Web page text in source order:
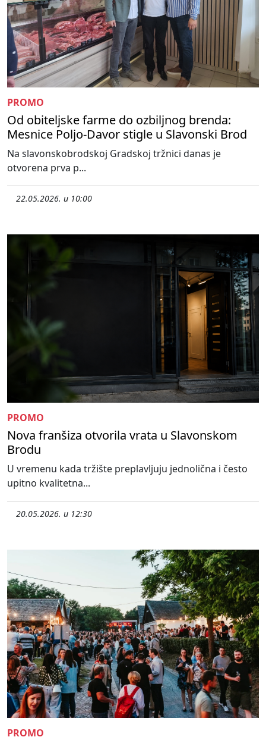
PROMO
Od obiteljske farme do ozbiljnog brenda:
Mesnice Poljo-Davor stigle u Slavonski Brod
Na slavonskobrodskoj Gradskoj tržnici danas je
otvorena prva p...
22.05.2026. u 10:00
PROMO
Nova franšiza otvorila vrata u Slavonskom
Brodu
U vremenu kada tržište preplavljuju jednolična i često
upitno kvalitetna...
20.05.2026. u 12:30
PROMO